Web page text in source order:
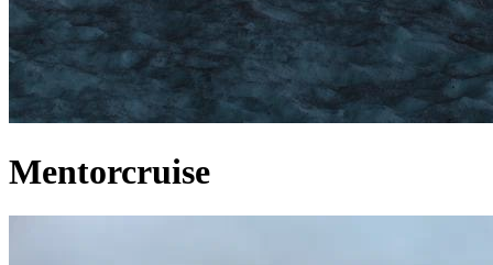
Mentorcruise